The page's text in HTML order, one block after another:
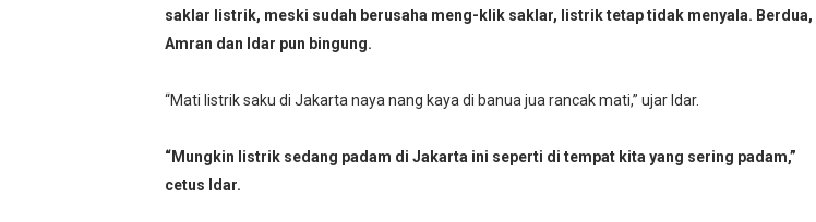
saklar listrik, meski sudah berusaha meng-klik saklar, listrik tetap tidak menyala. Berdua,
Amran dan Idar pun bingung.
“Mati listrik saku di Jakarta naya nang kaya di banua jua rancak mati,” ujar Idar.
“Mungkin listrik sedang padam di Jakarta ini seperti di tempat kita yang sering padam,”
cetus Idar.